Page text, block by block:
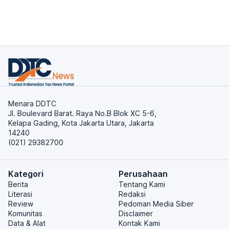
Menara DDTC
Jl. Boulevard Barat. Raya No.B Blok XC 5-6,
Kelapa Gading, Kota Jakarta Utara, Jakarta
14240
(021) 29382700
Kategori
Berita
Literasi
Review
Komunitas
Data & Alat
Perusahaan
Tentang Kami
Redaksi
Pedoman Media Siber
Disclaimer
Kontak Kami